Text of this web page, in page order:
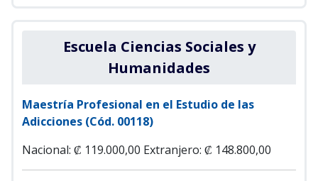
Escuela Ciencias Sociales y
Humanidades
Maestría Profesional en el Estudio de las
Adicciones (Cód. 00118)
Nacional: ₡ 119.000,00 Extranjero: ₡ 148.800,00